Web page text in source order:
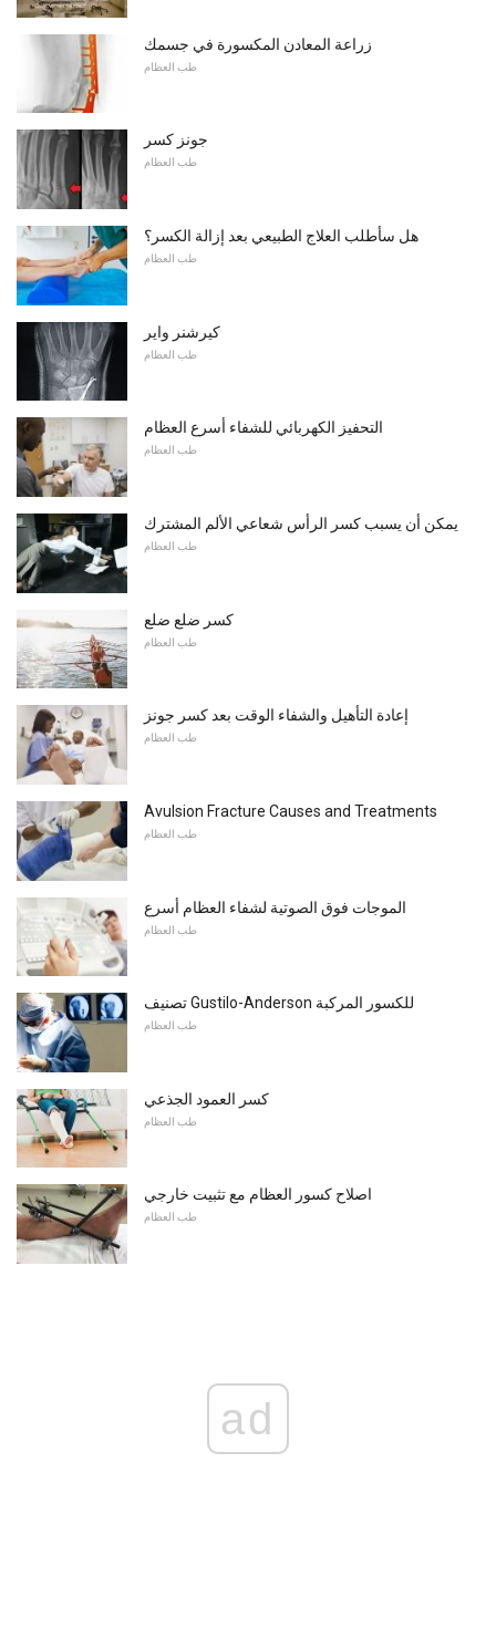
زراعة المعادن المكسورة في جسمك
طب العظام
جونز كسر
طب العظام
هل سأطلب العلاج الطبيعي بعد إزالة الكسر؟
طب العظام
كيرشنر واير
طب العظام
التحفيز الكهربائي للشفاء أسرع العظام
طب العظام
يمكن أن يسبب كسر الرأس شعاعي الألم المشترك
طب العظام
كسر ضلع ضلع
طب العظام
إعادة التأهيل والشفاء الوقت بعد كسر جونز
طب العظام
Avulsion Fracture Causes and Treatments
طب العظام
الموجات فوق الصوتية لشفاء العظام أسرع
طب العظام
تصنيف Gustilo-Anderson للكسور المركبة
طب العظام
كسر العمود الجذعي
طب العظام
اصلاح كسور العظام مع تثبيت خارجي
طب العظام
ad